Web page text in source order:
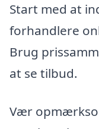
Start med at
forhandlere
Brug
at se tilbud.
Vær